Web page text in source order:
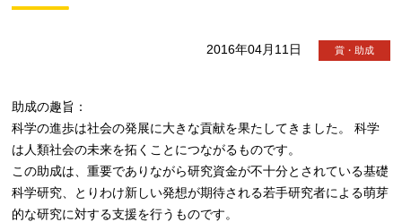
2016年04月11日 賞・助成
助成の趣旨：
科学の進歩は社会の発展に大きな貢献を果たしてきました。 科学
は人類社会の未来を拓くことにつながるものです。
この助成は、重要でありながら研究資金が不十分とされている基礎
科学研究、とりわけ新しい発想が期待される若手研究者による萌芽
的な研究に対する支援を行うものです。